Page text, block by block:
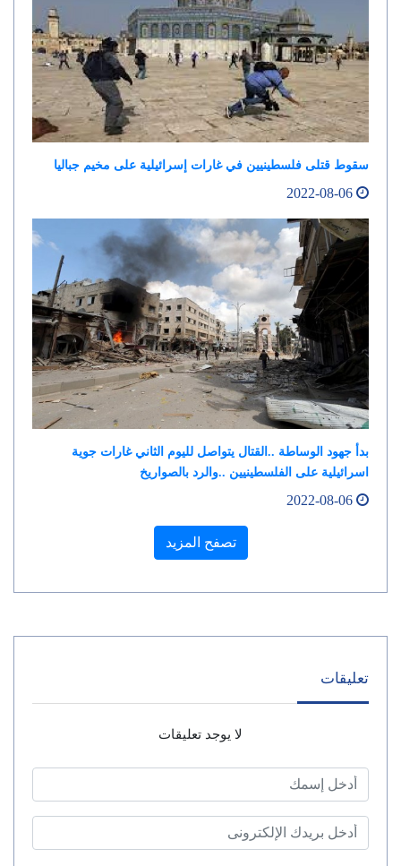
سقوط قتلى فلسطينيين في غارات إسرائيلية على مخيم جباليا
بدأ جهود الوساطة ..القتال يتواصل لليوم الثاني غارات جوية
اسرائيلية على الفلسطينيين ..والرد بالصواريخ
تصفح المزيد
تعليقات
لا يوجد تعليقات